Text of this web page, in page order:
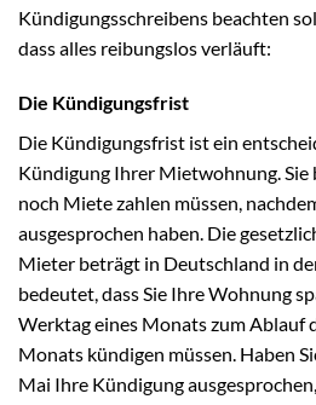
Kündigungsschreibens beachten
dass alles reibungslos verläuft:
Die Kündigungsfrist
Die Kündigungsfrist ist ein
Kündigung Ihrer Mietwohnung. Sie
noch Miete zahlen müssen,
ausgesprochen haben. Die
Mieter beträgt in Deutschland in
bedeutet, dass Sie Ihre Wohnung
Werktag eines Monats zum Ablauf
Monats kündigen müssen. Haben
Mai Ihre Kündigung